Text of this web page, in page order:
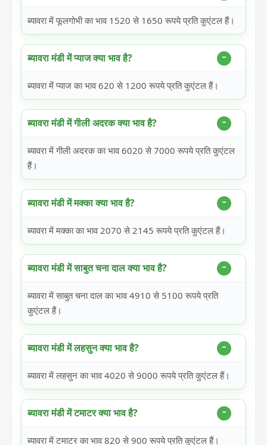
ब्यावरा में फूलगोभी का भाव 1520 से 1650 रूपये प्रति कुएंटल हैं।
ब्यावरा मंडी में प्याज क्या भाव है?
ब्यावरा में प्याज का भाव 620 से 1200 रूपये प्रति कुएंटल हैं।
ब्यावरा मंडी में गीली अदरक क्या भाव है?
ब्यावरा में गीली अदरक का भाव 6020 से 7000 रूपये प्रति कुएंटल
हैं।
ब्यावरा मंडी में मक्का क्या भाव है?
ब्यावरा में मक्का का भाव 2070 से 2145 रूपये प्रति कुएंटल हैं।
ब्यावरा मंडी में साबुत चना दाल क्या भाव है?
ब्यावरा में साबुत चना दाल का भाव 4910 से 5100 रूपये प्रति
कुएंटल हैं।
ब्यावरा मंडी में लहसुन क्या भाव है?
ब्यावरा में लहसुन का भाव 4020 से 9000 रूपये प्रति कुएंटल हैं।
ब्यावरा मंडी में टमाटर क्या भाव है?
ब्यावरा में टमाटर का भाव 820 से 900 रूपये प्रति कुएंटल हैं।